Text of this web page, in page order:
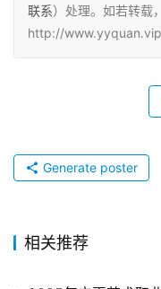
联系）处理。如若转载
http://
Generate poster
相关推荐